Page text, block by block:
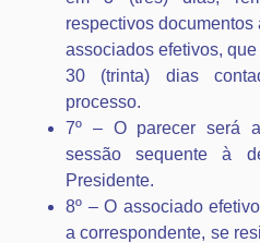
respectivos
associados efetivos,
30 (trinta) dias
processo.
7º – O parecer será
sessão sequente à
Presidente.
8º – O associado
a correspondente, se